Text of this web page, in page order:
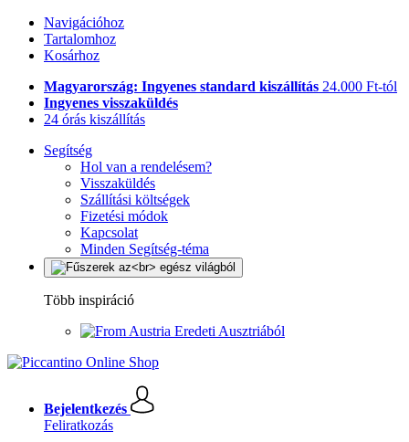
Navigációhoz
Tartalomhoz
Kosárhoz
Magyarország: Ingyenes standard kiszállítás 24.000 Ft-tól
Ingyenes visszaküldés
24 órás kiszállítás
Segítség
Hol van a rendelésem?
Visszaküldés
Szállítási költségek
Fizetési módok
Kapcsolat
Minden Segítség-téma
Több inspiráció
Eredeti Ausztriából
Bejelentkezés
Feliratkozás